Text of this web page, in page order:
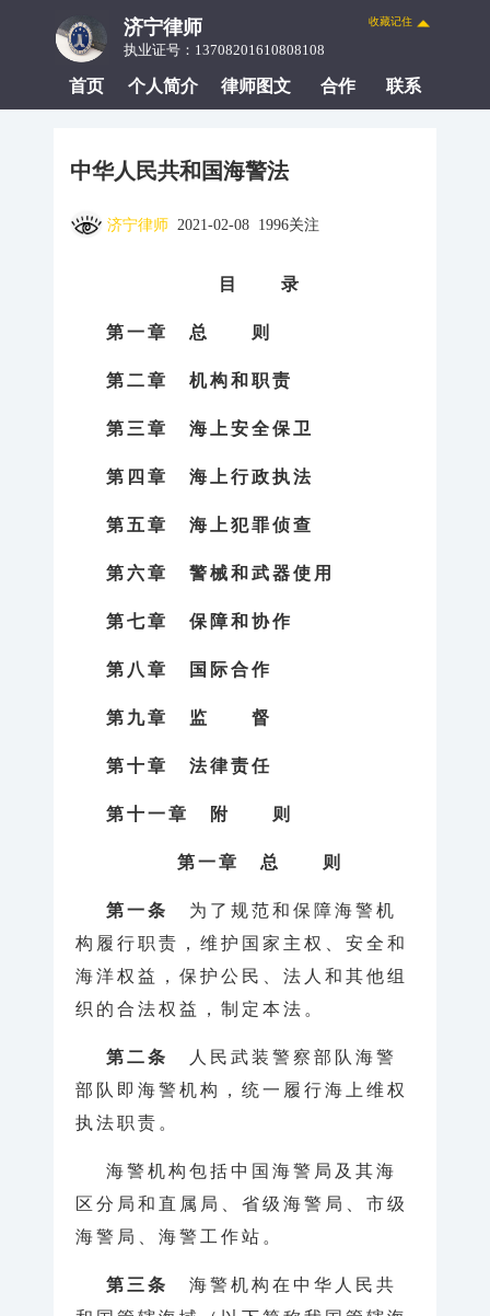
济宁律师 收藏记住
执业证号：13708201610808108
首页 个人简介 律师图文 合作 联系
中华人民共和国海警法
济宁律师 2021-02-08 1996关注
目 录
第一章 总 则
第二章 机构和职责
第三章 海上安全保卫
第四章 海上行政执法
第五章 海上犯罪侦查
第六章 警械和武器使用
第七章 保障和协作
第八章 国际合作
第九章 监 督
第十章 法律责任
第十一章 附 则
第一章 总 则
第一条 为了规范和保障海警机
构履行职责，维护国家主权、安全和
海洋权益，保护公民、法人和其他组
织的合法权益，制定本法。
第二条
人民武装警察部队海警
部队即海警机构，统一履行海上维权
执法职责。
海警机构包括中国海警局及其海
区分局和直属局、省级海警局、市级
海警局、海警工作站。
第三条
海警机构在中华人民共